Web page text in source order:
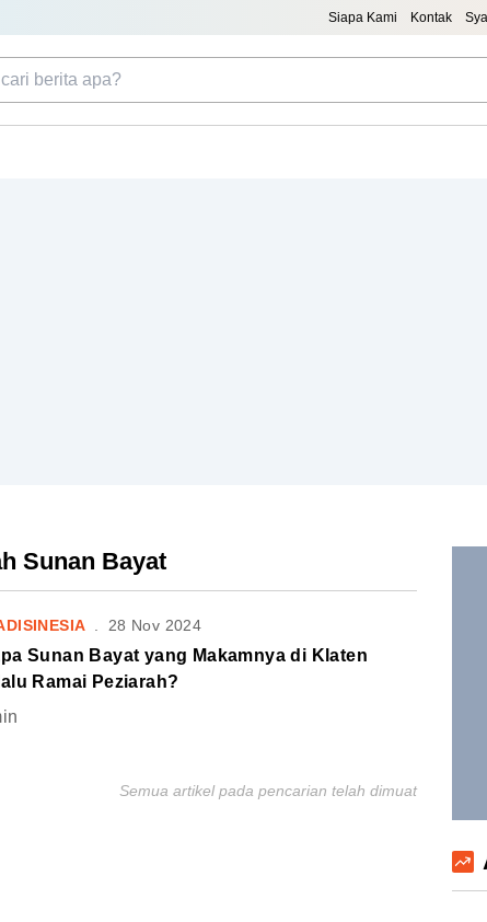
Siapa Kami Kontak
Sunan Bayat
28 Nov 2024
Sunan Bayat yang Makamnya di Klaten
Ramai Peziarah?
Semua artikel pada pencarian telah dimuat